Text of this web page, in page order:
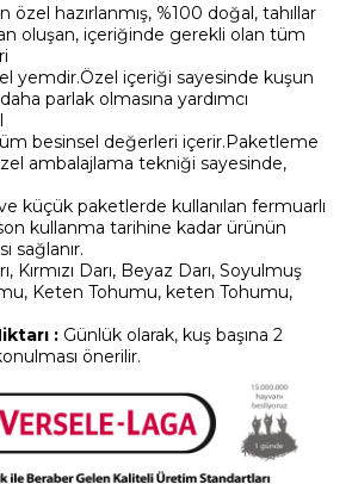
özel hazırlanmış, %100 doğal, tahıllar
oluşan, içeriğinde gerekli olan tüm
yemdir.Özel içeriği sayesinde kuşun
parlak olmasına yardımcı
besinsel değerleri içerir.Paketleme
ambalajlama tekniği sayesinde,
küçük paketlerde kullanılan fermuarlı
kullanma tarihine kadar ürünün
sağlanır.
Kırmızı Darı, Beyaz Darı, Soyulmuş
Keten Tohumu, keten Tohumu,
: Günlük olarak, kuş başına 2
önerilir.